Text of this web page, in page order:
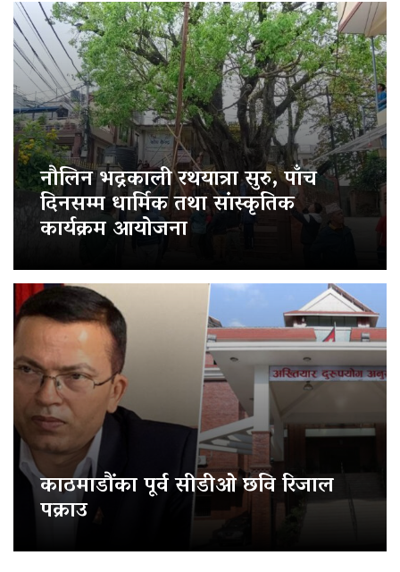
नौलिन भद्रकाली रथयात्रा सुरु, पाँच
दिनसम्म धार्मिक तथा सांस्कृतिक
कार्यक्रम आयोजना
काठमाडौंका पूर्व सीडीओ छवि रिजाल
पक्राउ